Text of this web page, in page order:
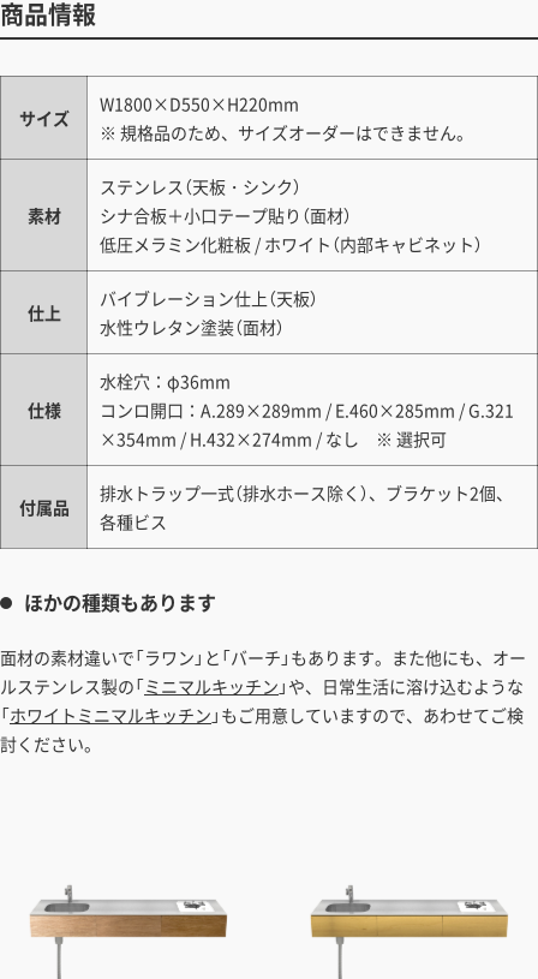
商品情報
サイズ
W1800×D550×H220mm
※ 規格品のため、サイズオーダーはできません。
素材
ステンレス（天板・シンク）
シナ合板＋小口テープ貼り（面材）
低圧メラミン化粧板 / ホワイト（内部キャビネット）
仕上
バイブレーション仕上（天板）
水性ウレタン塗装（面材）
仕様
水栓穴：φ36mm
コンロ開口：A.289×289mm / E.460×285mm / G.321
×354mm / H.432×274mm / なし ※ 選択可
付属品
排水トラップ一式（排水ホース除く）、ブラケット2個、
各種ビス
ほかの種類もあります
面材の素材違いで「ラワン」と「バーチ」もあります。また他にも、オー
ルステンレス製の「ミニマルキッチン 」や、日常生活に溶け込むような
「ホワイトミニマルキッチン 」もご用意していますので、あわせてご検
討ください。